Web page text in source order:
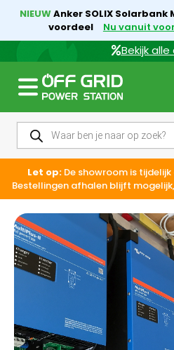
NIEUWAnker SOLIX Solarbank
voordeel
Nu vanuit
Bekijk
Let op: De showroom is
Bestellingen afhalen blijft mogelijk,